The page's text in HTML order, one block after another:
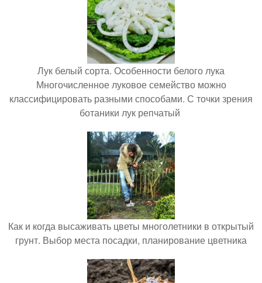
Лук белый сорта. Особенности белого лука
Многочисленное луковое семейство можно
классифицировать разными способами. С точки зрения
ботаники лук репчатый
Как и когда высаживать цветы многолетники в открытый
грунт. Выбор места посадки, планирование цветника